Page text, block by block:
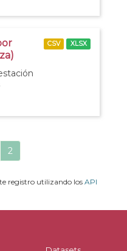
CSV XLSX
2
registro utilizando losAPI